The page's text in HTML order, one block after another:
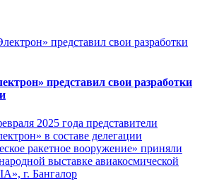
представил свои разработки
2025 года представители
в составе делегации
ракетное вооружение» приняли
выставке авиакосмической
г. Бангалор